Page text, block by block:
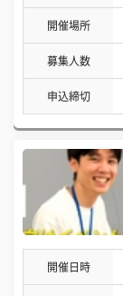
開催場所
募集人数
申込締切
開催日時